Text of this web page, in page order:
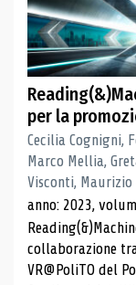
per la
Cecilia Cognigni,
Marco Mellia,
Visconti,
anno: 2023,
collaborazione
VR@PoliTO del